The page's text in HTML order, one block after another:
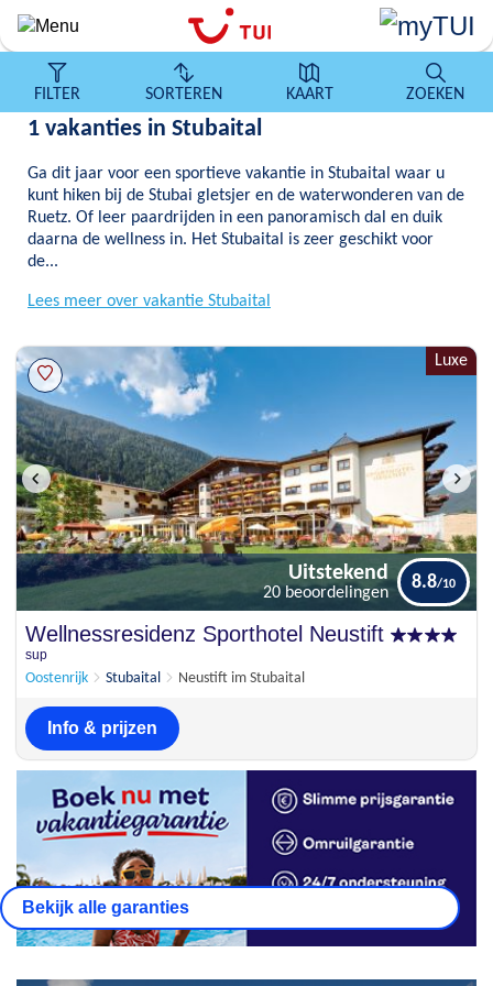
Overslaan
en
algemene
inhoud
FILTER SORTEREN KAART ZOEKEN
1 vakanties in Stubaital
Ga dit jaar voor een sportieve vakantie in Stubaital waar u
kunt hiken bij de Stubai gletsjer en de waterwonderen van de
Ruetz. Of leer paardrijden in een panoramisch dal en duik
daarna de wellness in. Het Stubaital is zeer geschikt voor
de...
Lees meer over vakantie Stubaital
Luxe
Uitstekend 8.8
Wellnessresidenz Sporthotel Neustift
sup
Oostenrijk Stubaital Neustift im Stubaital
Uitstekend
20 beoordelingen
8.8
Info & prijzen
Bekijk alle garanties